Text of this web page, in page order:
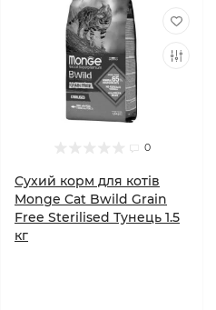
0
Сухий корм для котів
Monge Cat Bwild Grain
Free Sterilised Тунeць 1.5
кг